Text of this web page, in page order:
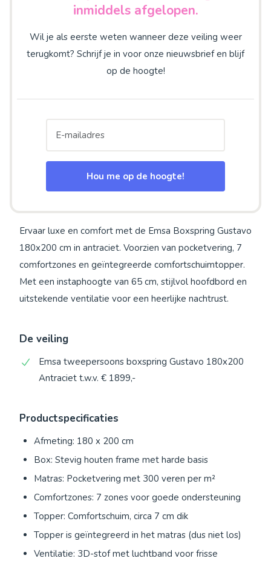
inmiddels afgelopen.
Wil je als eerste weten wanneer deze veiling weer
terugkomt? Schrijf je in voor onze nieuwsbrief en blijf
op de hoogte!
Hou me op de hoogte!
Ervaar luxe en comfort met de Emsa Boxspring Gustavo
180x200 cm in antraciet. Voorzien van pocketvering, 7
comfortzones en geïntegreerde comfortschuimtopper.
Met een instaphoogte van 65 cm, stijlvol hoofdbord en
uitstekende ventilatie voor een heerlijke nachtrust.
De veiling
Emsa tweepersoons boxspring Gustavo 180x200
Antraciet t.w.v. € 1899,-
Productspecificaties
Afmeting: 180 x 200 cm
Box: Stevig houten frame met harde basis
Matras: Pocketvering met 300 veren per m²
Comfortzones: 7 zones voor goede ondersteuning
Topper: Comfortschuim, circa 7 cm dik
Topper is geïntegreerd in het matras (dus niet los)
Ventilatie: 3D-stof met luchtband voor frisse